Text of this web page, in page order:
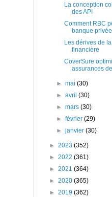
La conception
des API
Comment RBC
banque privée
Les dérives de
financière
CoverSure
assurances
►mai(30)
►avril(30)
►mars(30)
►février(29)
►janvier(30)
► 2023 (352)
► 2022 (361)
► 2021 (364)
► 2020 (365)
► 2019 (362)